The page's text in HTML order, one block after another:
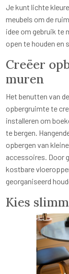
Je kunt lichte
meubels om de
idee om gebruik te
open te houden en
Creëer
muren
Het benutten van
opbergruimte te
installeren om
te bergen.
opbergen van
accessoires. Door
kostbare
georganiseerd
Kies